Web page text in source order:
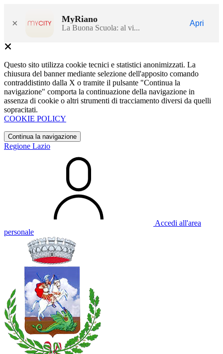
× MyRiano
La Buona Scuola: al vi...
Apri
Questo sito utilizza cookie tecnici e statistici anonimizzati. La
chiusura del banner mediante selezione dell'apposito comando
contraddistinto dalla X o tramite il pulsante "Continua la
navigazione" comporta la continuazione della navigazione in
assenza di cookie o altri strumenti di tracciamento diversi da quelli
sopracitati.
COOKIE POLICY
Continua la navigazione
Regione Lazio
Accedi all'area
personale